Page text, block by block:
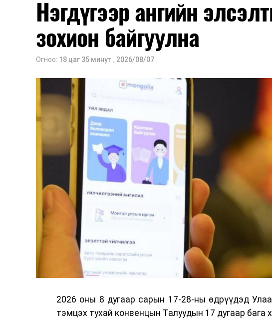
Нэгдүгээр ангийн
зохион байгуулна
Огноо: 18 цаг 35 минут , 2026/08/07
2026 оны 8 дугаар сарын 17-28-ны өдрүүдэд
тэмцэх тухай конвенцын Талуудын 17 дугаар бага